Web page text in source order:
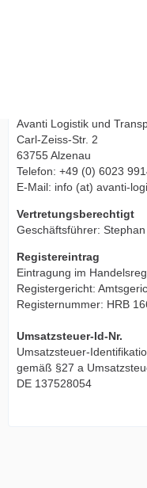
Avanti Logistik und
Carl-Zeiss-Str. 2
63755 Alzenau
Telefon: +49 (0) 6023
E-Mail: info (at) avanti-
Vertretungsberechtigt
Geschäftsführer:
Registereintrag
Eintragung im
Registergericht:
Registernummer: HRB
Umsatzsteuer-Id-Nr.
Umsatzsteuer-
gemäß §27 a
DE 137528054